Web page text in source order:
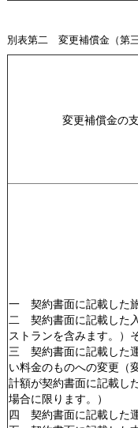
別表第二 変更補償金（第
変更補償金の
一 契約書面に記載した
二 契約書面に記載した
ストランを含みます。）
三 契約書面に記載した
い料金のものへの変更（
計額が契約書面に記載し
場合に限ります。）
四 契約書面に記載した